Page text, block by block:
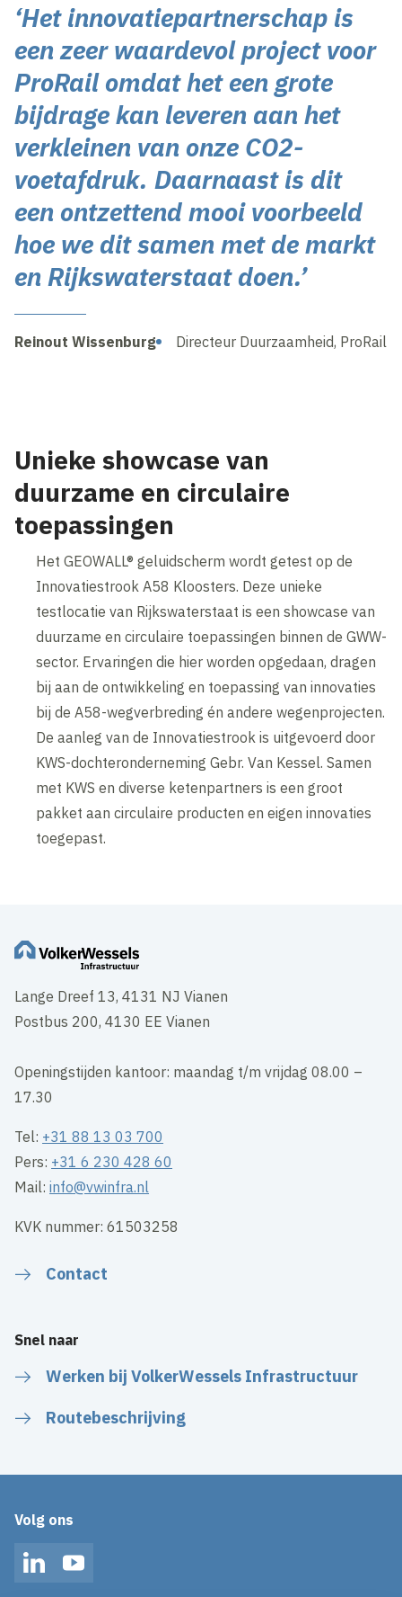
‘Het innovatiepartnerschap is
een zeer waardevol project voor
ProRail omdat het een grote
bijdrage kan leveren aan het
verkleinen van onze CO2-
voetafdruk. Daarnaast is dit
een ontzettend mooi voorbeeld
hoe we dit samen met de markt
en Rijkswaterstaat doen.’
Reinout Wissenburg Directeur Duurzaamheid, ProRail
Unieke showcase van
duurzame en circulaire
toepassingen
Het GEOWALL® geluidscherm wordt getest op de
Innovatiestrook A58 Kloosters. Deze unieke
testlocatie van Rijkswaterstaat is een showcase van
duurzame en circulaire toepassingen binnen de GWW-
sector. Ervaringen die hier worden opgedaan, dragen
bij aan de ontwikkeling en toepassing van innovaties
bij de A58-wegverbreding én andere wegenprojecten.
De aanleg van de Innovatiestrook is uitgevoerd door
KWS-dochteronderneming Gebr. Van Kessel. Samen
met KWS en diverse ketenpartners is een groot
pakket aan circulaire producten en eigen innovaties
toegepast.
Lange Dreef 13, 4131 NJ Vianen
Postbus 200, 4130 EE Vianen
Openingstijden kantoor: maandag t/m vrijdag 08.00 –
17.30
Tel: +31 88 13 03 700
Pers: +31 6 230 428 60
Mail:info@vwinfra.nl
KVK nummer: 61503258
Contact
Snel naar
Werken bij VolkerWessels Infrastructuur
Routebeschrijving
Volg ons
LinkedInYouTube